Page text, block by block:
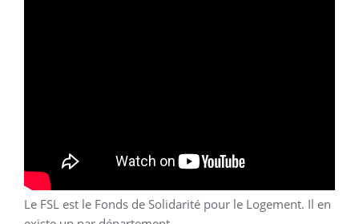
Le FSL est le Fonds de Solidarité pour le Logement. Il en